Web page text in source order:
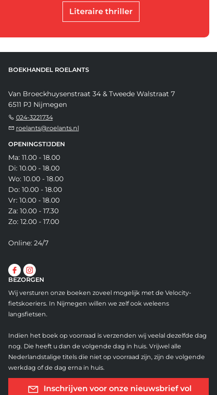
Literaire thriller
BOEKHANDEL ROELANTS
Van Broeckhuysenstraat 34 & Tweede Walstraat 7
6511 PJ Nijmegen
024-3221734
roelants@roelants.nl
OPENINGSTIJDEN
Ma: 11.00 - 18.00
Di: 10.00 - 18.00
Wo: 10.00 - 18.00
Do: 10.00 - 18.00
Vr: 10.00 - 18.00
Za: 10.00 - 17.30
Zo: 12.00 - 17.00
Online: 24/7
BEZORGEN
Wij versturen onze boeken zoveel mogelijk met de Velocity-
fietskoeriers. In Nijmegen willen we zelf ook weleens
langsfietsen.
Indien het boek op voorraad is verzenden wij veelal dezelfde dag
nog. Die heeft u dan de volgende dag in huis. Vrijwel alle
Nederlandstalige titels die niet op voorraad zijn, zijn de volgende
werkdag of de dag erna in huis.
Inschrijven voor onze nieuwsbrief vol